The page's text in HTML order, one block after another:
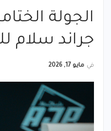
الجولة
جراند سلام
في مايو 17, 2026